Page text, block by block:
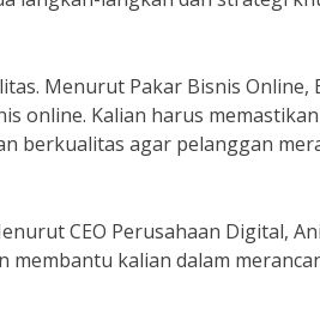
Menurut Pakar Bisnis Online,
online. Kalian harus
berkualitas agar pelanggan
CEO Perusahaan Digital, Ani
membantu kalian dalam